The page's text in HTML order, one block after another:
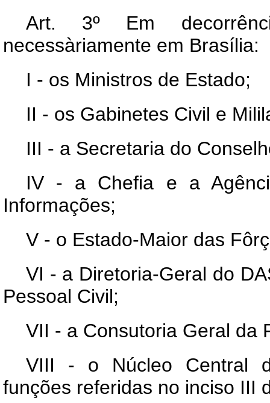
Art. 3º Em
necessàriamente em Brasília:
I - os Ministros de Estado;
II - os Gabinetes Civil e
III - a Secretaria do
IV - a Chefia e a
Informações;
V - o Estado-Maior das
VI - a Diretoria-Geral do
Pessoal Civil;
VII - a Consutoria Geral da
VIII - o Núcleo Central
funções referidas no inciso III